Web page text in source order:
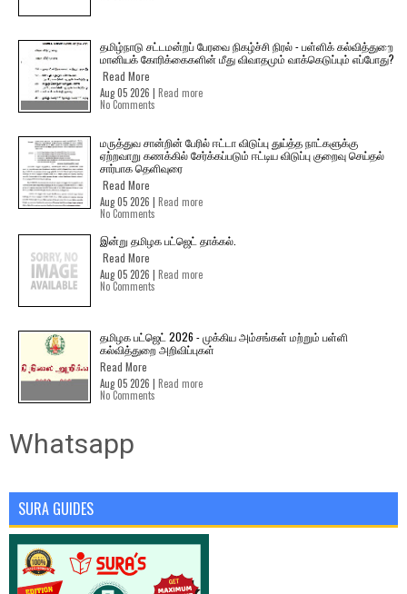
தமிழ்நாடு சட்டமன்றப் பேரவை நிகழ்ச்சி நிரல் - பள்ளிக் கல்வித்துறை
மானியக் கோரிக்கைகளின் மீது விவாதமும் வாக்கெடுப்பும் எப்போது?
Read More
Aug 05 2026 | Read more
No Comments
மருத்துவ சான்றின் பேரில் ஈட்டா விடுப்பு துய்த்த நாட்களுக்கு
ஏற்றவாறு கணக்கில் சேர்க்கப்படும் ஈட்டிய விடுப்பு குறைவு செய்தல்
சார்பாக தெளிவுரை
Read More
Aug 05 2026 | Read more
No Comments
இன்று தமிழக பட்ஜெட் தாக்கல்.
Read More
Aug 05 2026 | Read more
No Comments
தமிழக பட்ஜெட் 2026 - முக்கிய அம்சங்கள் மற்றும் பள்ளி
கல்வித்துறை அறிவிப்புகள்
Read More
Aug 05 2026 | Read more
No Comments
Whatsapp
SURA GUIDES